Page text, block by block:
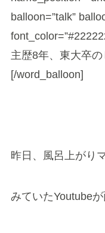
balloon=”talk”
主歴8年、東大卒の
[/word_balloon]
昨日、風呂上がり
みていたYoutube